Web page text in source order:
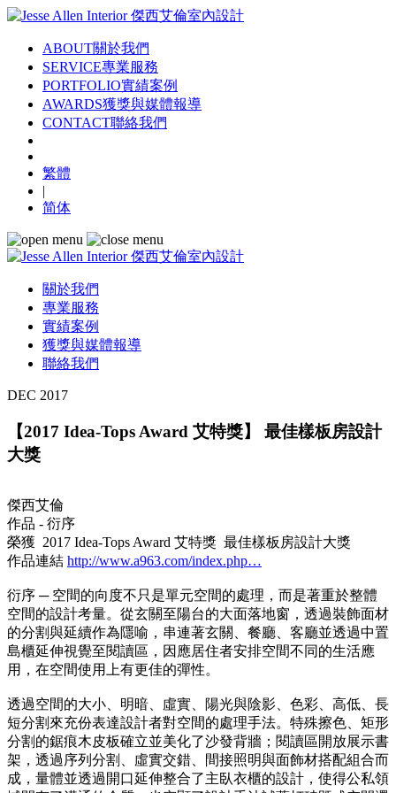
ABOUT關於我們
SERVICE專業服務
PORTFOLIO實績案例
AWARDS獲獎與媒體報導
CONTACT聯絡我們
繁體
|
简体
關於我們
專業服務
實績案例
獲獎與媒體報導
聯絡我們
DEC 2017
【2017 Idea-Tops Award 艾特獎】 最佳樣板房設計
大獎
傑西艾倫
作品 - 衍序
榮獲 2017 Idea-Tops Award 艾特獎 最佳樣板房設計大獎
作品連結 http://www.a963.com/index.php…
衍序 ─ 空間的向度不只是單元空間的處理，而是著重於整體
空間的設計考量。從玄關至陽台的大面落地窗，透過裝飾面材
的分割與延續作為隱喻，串連著玄關、餐廳、客廳並透過中置
島櫃延伸視覺至閱讀區，因應居住者安排空間不同的生活應
用，在空間使用上有更佳的彈性。
透過空間的大小、明暗、虛實、陽光與陰影、色彩、高低、長
短分割來充份表達設計者對空間的處理手法。特殊擦色、矩形
分割的鋸痕木皮板確立並美化了沙發背牆；閱讀區開放展示書
架，透過序列分割、虛實交錯、間接照明與面飾材搭配組合而
成，量體並透過開口延伸整合了主臥衣櫃的設計，使得公私領